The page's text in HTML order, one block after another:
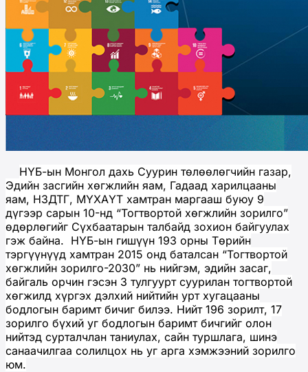
НҮБ-ын Монгол дахь Суурин төлөөлөгчийн газар,
Эдийн засгийн хөгжлийн яам, Гадаад харилцааны
яам, НЗДТГ, МҮХАҮТ хамтран маргааш буюу 9
дүгээр сарын 10-нд “Тогтвортой хөгжлийн зорилго”
өдөрлөгийг Сүхбаатарын талбайд зохион байгуулах
гэж байна. НҮБ-ын гишүүн 193 орны Төрийн
тэргүүнүүд хамтран 2015 онд баталсан “Тогтвортой
хөгжлийн зорилго-2030” нь нийгэм, эдийн засаг,
байгаль орчин гэсэн 3 тулгуурт суурилан тогтвортой
хөгжилд хүргэх дэлхий нийтийн урт хугацааны
бодлогын баримт бичиг билээ. Нийт 196 зорилт, 17
зорилго бүхий уг бодлогын баримт бичгийг олон
нийтэд сурталчлан таниулах, сайн туршлага, шинэ
санаачилгаа солилцох нь уг арга хэмжээний зорилго
юм.